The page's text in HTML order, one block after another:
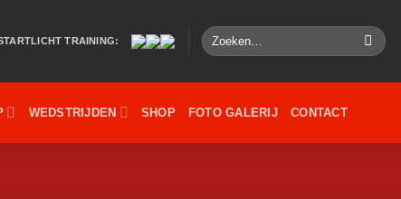
TRAINING:
Zoeken
naar:
WEDSTRIJDEN SHOP FOTO GALERIJ CONTACT